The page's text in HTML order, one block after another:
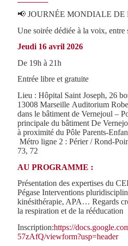
📢 JOURNÉE MONDIALE
Une soirée dédiée à la voix, entre
Jeudi 16 avril 2026
De 19h à 21h
Entrée libre et gratuite
Lieu : Hôpital Saint Joseph, 26
13008 Marseille Auditorium
dans le bâtiment de Vernejoul –
principale du bâtiment De
à proximité du Pôle Parents-
Métro ligne 2 : Périer / Rond-
73, 72
AU PROGRAMME :
Présentation des expertises du
Pégase Interventions
kinésithérapie, APA… Regards
la respiration et de la rééducation
Inscription:https://
57zAfQ/viewform?usp=header